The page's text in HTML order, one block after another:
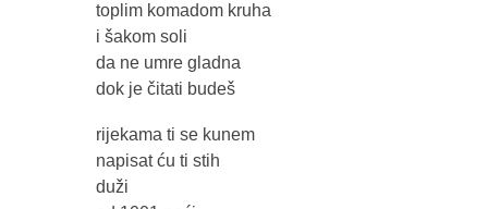
toplim komadom kruha
i šakom soli
da ne umre gladna
dok je čitati budeš
rijekama ti se kunem
napisat ću ti stih
duži